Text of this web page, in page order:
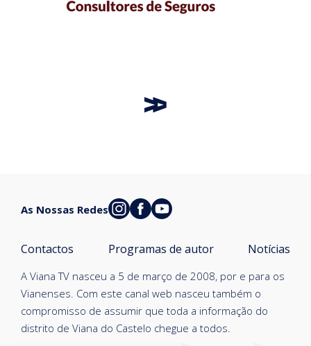
A Viana TV nasceu a 5 de março de 2008, por e para os
Vianenses. Com este canal web nasceu também o
compromisso de assumir que toda a informação do
distrito de Viana do Castelo chegue a todos.
Contactos Programas de autor Notícias
As Nossas Redes